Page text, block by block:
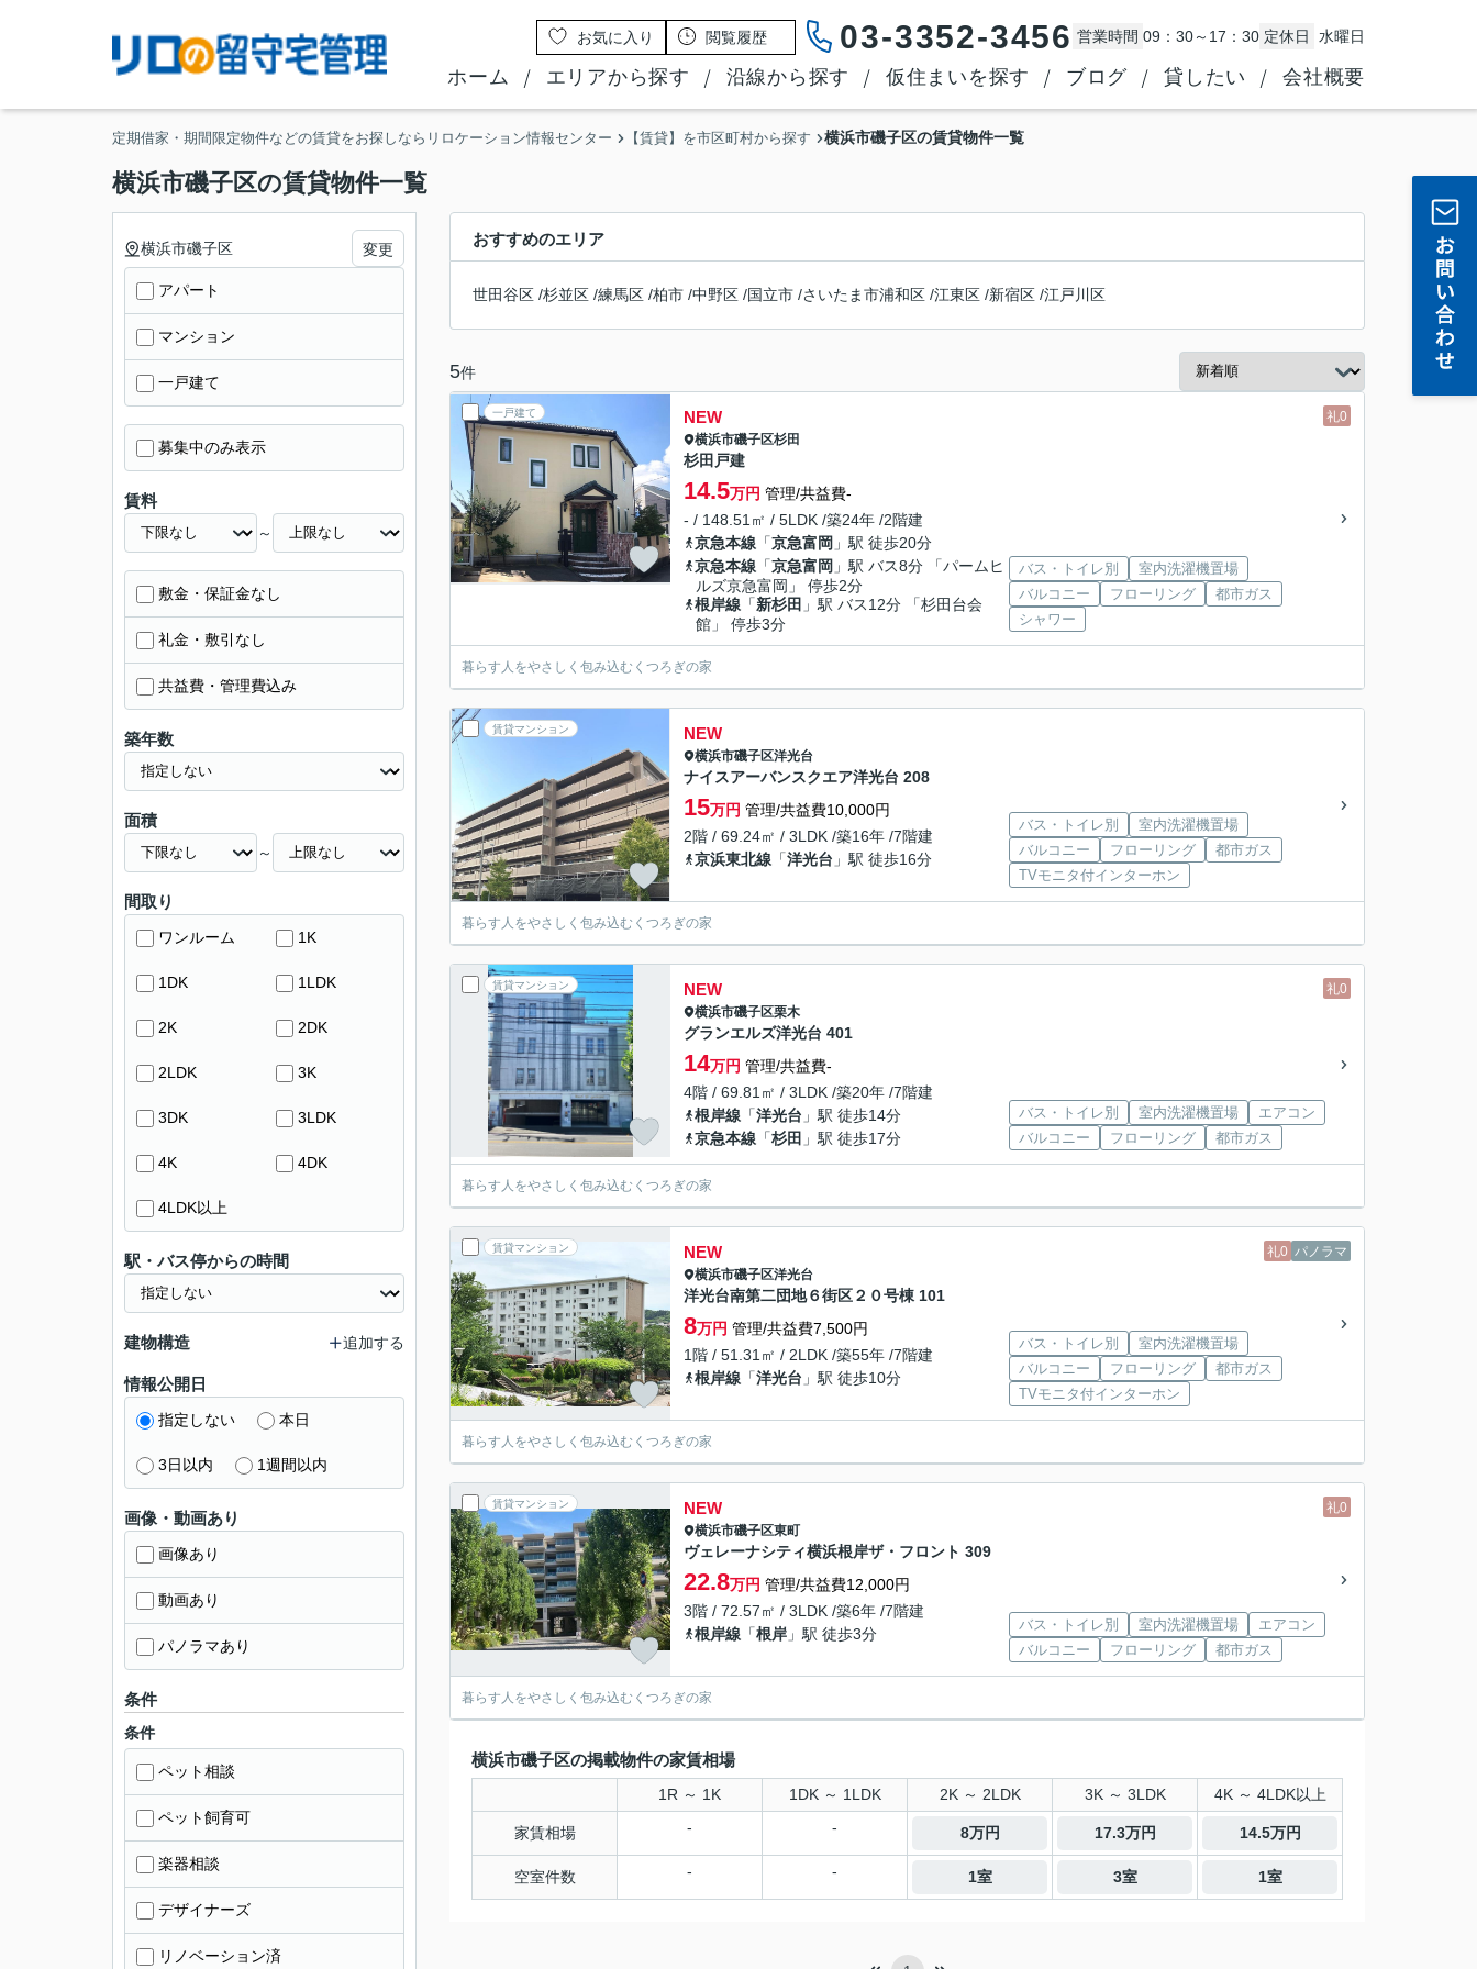
お気に入り 閲覧履歴 03-3352-3456 営業時間 09：30～17：30 定休日 水曜日
ホーム エリアから探す 沿線から探す 仮住まいを探す ブログ 貸したい 会社概要
定期借家・期間限定物件などの賃貸をお探しならリロケーション情報センター 【賃貸】を市区町村から探す 横浜市磯子区の賃貸物件一覧
横浜市磯子区の賃貸物件一覧
おすすめのエリア
世田谷区 /杉並区 /練馬区 /柏市 /中野区 /国立市 /さいたま市浦和区 /江東区 /新宿区 /江戸川区
5件
一戸建て 礼0
NEW
横浜市磯子区杉田
杉田戸建
14.5万円 管理/共益費-
- / 148.51㎡ / 5LDK /築24年 /2階建
京急本線 「京急富岡 」駅 徒歩20分
京急本線 「京急富岡 」駅 バス8分 「パームヒ
ルズ京急富岡」 停歩2分
根岸線 「新杉田 」駅 バス12分 「杉田台会
館」 停歩3分
バス・トイレ別
室内洗濯機置場
バルコニー
フローリング
都市ガス
シャワー
暮らす人をやさしく包み込むくつろぎの家
賃貸マンション NEW
横浜市磯子区洋光台
ナイスアーバンスクエア洋光台 208
15万円 管理/共益費10,000円
2階 / 69.24㎡ / 3LDK /築16年 /7階建
京浜東北線 「洋光台 」駅 徒歩16分
バス・トイレ別
室内洗濯機置場
バルコニー
フローリング
都市ガス
TVモニタ付インターホン
暮らす人をやさしく包み込むくつろぎの家
賃貸マンション 礼0
NEW
横浜市磯子区栗木
グランエルズ洋光台 401
14万円 管理/共益費-
4階 / 69.81㎡ / 3LDK /築20年 /7階建
根岸線 「洋光台 」駅 徒歩14分
京急本線 「杉田 」駅 徒歩17分
バス・トイレ別 室内洗濯機置場
エアコン
バルコニー
フローリング 都市ガス
暮らす人をやさしく包み込むくつろぎの家
賃貸マンション 礼0 パノラマ
NEW
横浜市磯子区洋光台
洋光台南第二団地６街区２０号棟 101
8万円 管理/共益費7,500円
1階 / 51.31㎡ / 2LDK /築55年 /7階建
根岸線 「洋光台 」駅 徒歩10分
バス・トイレ別
室内洗濯機置場
バルコニー
フローリング
都市ガス
TVモニタ付インターホン
暮らす人をやさしく包み込むくつろぎの家
賃貸マンション 礼0
NEW
横浜市磯子区東町
ヴェレーナシティ横浜根岸ザ・フロント 309
22.8万円 管理/共益費12,000円
3階 / 72.57㎡ / 3LDK /築6年 /7階建
根岸線 「根岸 」駅 徒歩3分
バス・トイレ別 室内洗濯機置場
エアコン
バルコニー
フローリング 都市ガス
暮らす人をやさしく包み込むくつろぎの家
横浜市磯子区の掲載物件の家賃相場
1R ～ 1K 1DK ～ 1LDK 2K ～ 2LDK 3K ～ 3LDK 4K ～ 4LDK以上
家賃相場 - - 8万円 17.3万円 14.5万円
空室件数 - - 1室 3室 1室
横浜市磯子区 変更
アパート
マンション
一戸建て
募集中のみ表示
賃料
～
敷金・保証金なし
礼金・敷引なし
共益費・管理費込み
築年数
面積
～
間取り
ワンルーム 1K
1DK 1LDK
2K 2DK
2LDK 3K
3DK 3LDK
4K 4DK
4LDK以上
駅・バス停からの時間
建物構造 追加する
情報公開日
指定しない 本日
3日以内 1週間以内
画像・動画あり
画像あり
動画あり
パノラマあり
条件
条件
ペット相談
ペット飼育可
楽器相談
デザイナーズ
リノベーション済